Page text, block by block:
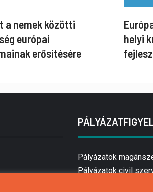
a nemek közötti
európai
erősítésére
helyi
Pályázatok
Pályázatok civil